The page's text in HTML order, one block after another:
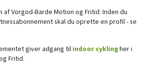
af Vorgod-Barde Motion og Fritid: Inden du
skal du oprette en profil - se
giver adgang tilindoor cyklingher i
Fritid.